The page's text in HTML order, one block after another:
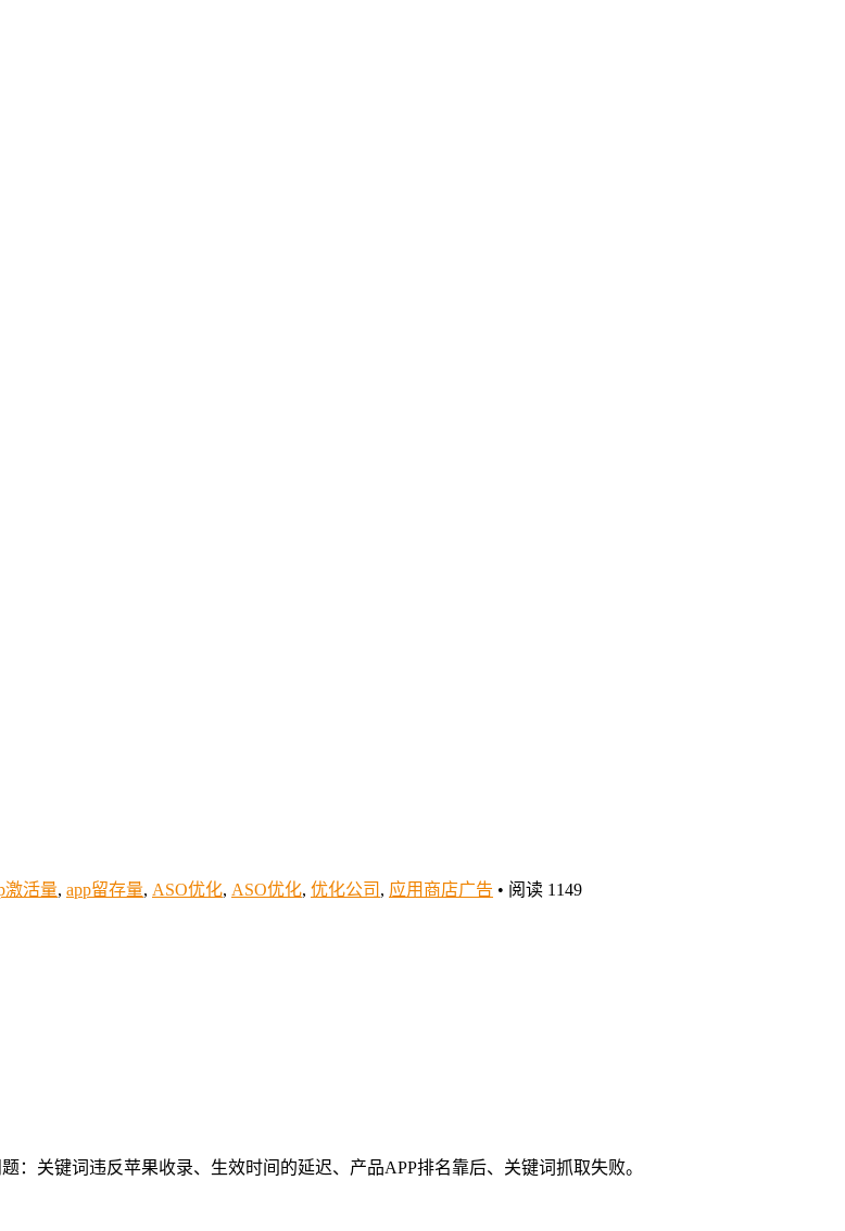
激活量, app留存量, ASO优化, ASO优化, 优化公司 , 应用商店广告 • 阅读 1149
：关键词违反苹果收录、生效时间的延迟、产品APP排名靠后、关键词抓取失败。